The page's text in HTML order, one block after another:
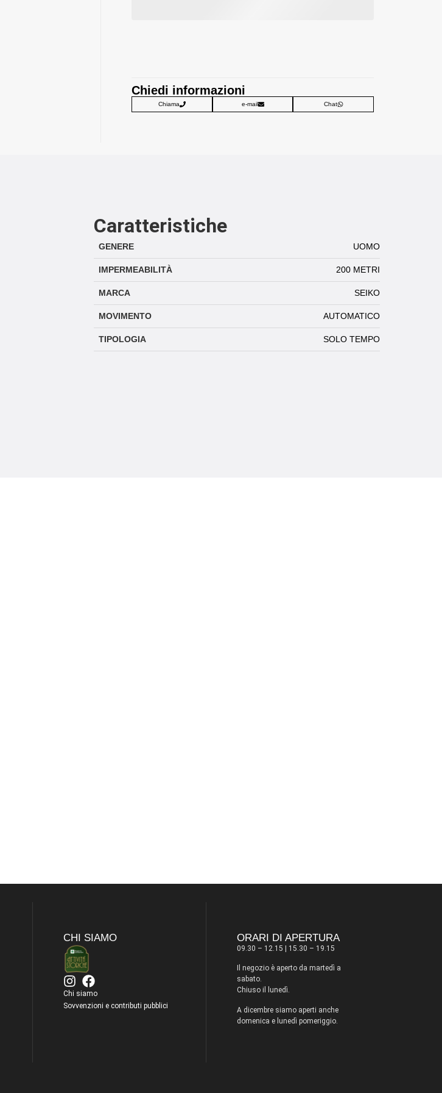
Chiedi informazioni
Chiama e-mail Chat
Caratteristiche
GENERE UOMO
IMPERMEABILITÀ 200 METRI
MARCA SEIKO
MOVIMENTO AUTOMATICO
TIPOLOGIA SOLO TEMPO
CHI SIAMO
Chi siamo
Sovvenzioni e contributi pubblici
ORARI DI APERTURA
09.30 – 12.15 | 15.30 – 19.15
Il negozio è aperto da martedì a
sabato.
Chiuso il lunedì.
A dicembre siamo aperti anche
domenica e lunedì pomeriggio.